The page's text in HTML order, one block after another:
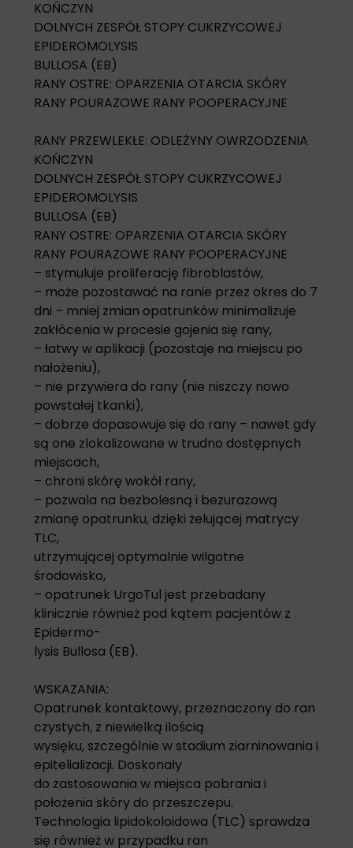
KOŃCZYN
DOLNYCH ZESPÓŁ STOPY CUKRZYCOWEJ
EPIDEROMOLYSIS
BULLOSA (EB)
RANY OSTRE: OPARZENIA OTARCIA SKÓRY
RANY POURAZOWE RANY POOPERACYJNE
RANY PRZEWLEKŁE: ODLEŻYNY OWRZODZENIA
KOŃCZYN
DOLNYCH ZESPÓŁ STOPY CUKRZYCOWEJ
EPIDEROMOLYSIS
BULLOSA (EB)
RANY OSTRE: OPARZENIA OTARCIA SKÓRY
RANY POURAZOWE RANY POOPERACYJNE
– stymuluje proliferację fibroblastów,
– może pozostawać na ranie przez okres do 7
dni – mniej zmian opatrunków minimalizuje
zakłócenia w procesie gojenia się rany,
– łatwy w aplikacji (pozostaje na miejscu po
nałożeniu),
– nie przywiera do rany (nie niszczy nowo
powstałej tkanki),
– dobrze dopasowuje się do rany – nawet gdy
są one zlokalizowane w trudno dostępnych
miejscach,
– chroni skórę wokół rany,
– pozwala na bezbolesną i bezurazową
zmianę opatrunku, dzięki żelującej matrycy
TLC,
utrzymującej optymalnie wilgotne
środowisko,
– opatrunek UrgoTul jest przebadany
klinicznie również pod kątem pacjentów z
Epidermo-
lysis Bullosa (EB).
WSKAZANIA:
Opatrunek kontaktowy, przeznaczony do ran
czystych, z niewielką ilością
wysięku, szczególnie w stadium ziarninowania i
epitelializacji. Doskonały
do zastosowania w miejsca pobrania i
położenia skóry do przeszczepu.
Technologia lipidokoloidowa (TLC) sprawdza
się również w przypadku ran